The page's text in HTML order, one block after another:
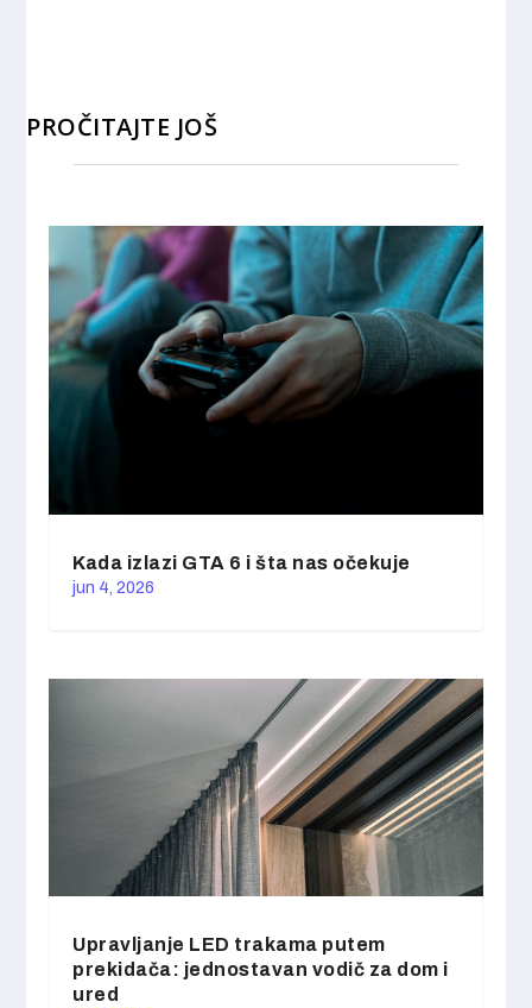
PROČITAJTE JOŠ
Kada izlazi GTA 6 i šta nas očekuje
jun 4, 2026
Upravljanje LED trakama putem
prekidača: jednostavan vodič za dom i
ured